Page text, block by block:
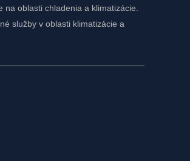
na oblasti chladenia a klimatizácie.
služby v oblasti klimatizácie a